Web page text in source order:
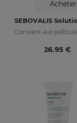
Acheter
26.95 €